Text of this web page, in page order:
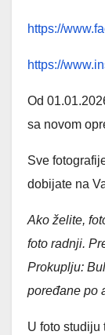
https://
https://
Od
sa novom
Sve
dobijate na
Ako želite,
foto radnji.
Prokuplju:
poređane po
U foto studiju